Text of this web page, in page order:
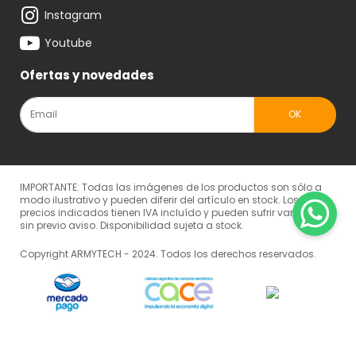
Instagram
Youtube
Ofertas y novedades
IMPORTANTE: Todas las imágenes de los productos son sólo a
modo ilustrativo y pueden diferir del artículo en stock. Los
precios indicados tienen IVA incluído y pueden sufrir variaciones
sin previo aviso. Disponibilidad sujeta a stock.
Copyright ARMYTECH - 2024. Todos los derechos reservados.